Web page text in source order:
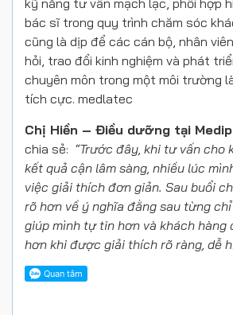
bác sĩ trong quy trình chăm sóc
cũng là dịp để các cán bộ, nhân
hỏi, trao đổi kinh nghiệm và phát
chuyên môn trong một môi trường
tích cực. medlatec
Chị Hiền – Điều dưỡng tại
chia sẻ: “Trước đây, khi tư vấn cho
kết quả cận lâm sàng, nhiều lúc
việc giải thích đơn giản. Sau buổi
rõ hơn về ý nghĩa đằng sau từng
giúp mình tự tin hơn và khách
hơn khi được giải thích rõ ràng, dễ